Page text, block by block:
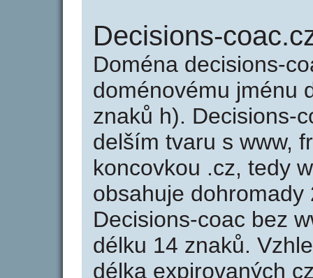
Decisions-
Doména decisions-
doménovému jménu
znaků h). Decisions-
delším tvaru s www,
koncovkou .cz, tedy
obsahuje
Decisions-coac bez
délku 14 znaků.
délka expirovaných